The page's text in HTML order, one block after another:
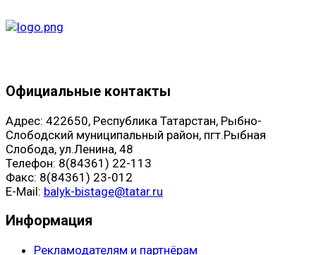
Официальные контакты
Адрес: 422650, Республика Татарстан, Рыбно-
Слободский муниципальный район, пгт.Рыбная
Слобода, ул.Ленина, 48
Телефон: 8(84361) 22-113
Факс: 8(84361) 23-012
E-Mail: balyk-bistage@tatar.ru
Информация
Рекламодателям и партнёрам